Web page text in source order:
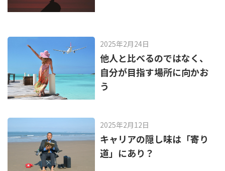
2025年2月24日
他人と比べるのではなく、
自分が目指す場所に向かお
う
2025年2月12日
キャリアの隠し味は「寄り
道」にあり？